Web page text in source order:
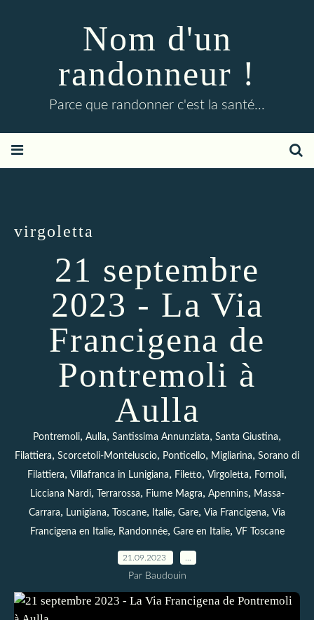
Nom d'un
randonneur !
Parce que randonner c'est la santé...
virgoletta
21 septembre
2023 - La Via
Francigena de
Pontremoli à
Aulla
Pontremoli, Aulla, Santissima Annunziata, Santa Giustina,
Filattiera, Scorcetoli-Monteluscio, Ponticello, Migliarina, Sorano di
Filattiera, Villafranca in Lunigiana, Filetto, Virgoletta, Fornoli,
Licciana Nardi, Terrarossa, Fiume Magra, Apennins, Massa-
Carrara, Lunigiana, Toscane, Italie, Gare, Via Francigena, Via
Francigena en Italie, Randonnée, Gare en Italie, VF Toscane
21.09.2023
Par Baudouin